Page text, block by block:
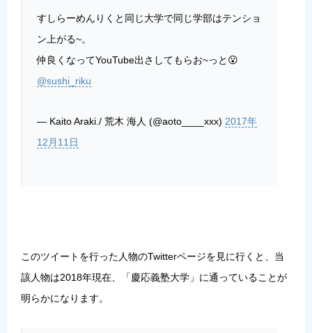
すしらーめんりくと同じ大学で同じ学部はテンショ
ン上がる~。
仲良くなってYouTube出さしてもらお~っと😮
@sushi_riku
— Kaito Araki./ 荒木 海人 (@aoto____xxx) 2017年
12月11日
このツイートを行った人物のTwitterページを見に行くと、当
該人物は2018年現在、「慶応義塾大学」に通っていることが
明らかになります。